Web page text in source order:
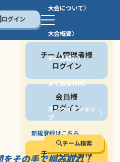
ログイン
大会について
大会概要
チーム紹介
よくある質問
オンラインショッ
プ
チーム検索
停止する
会員の方
チーム管理者様
ログイン
会員様
ログイン
新規登録はこちら
チーム管理者様
をその手で掴み取れ！